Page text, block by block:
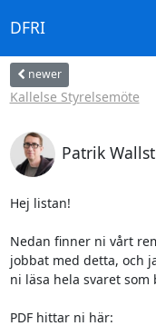
DFRI
newer
Kallelse Styrelsemöte
Patrik
Hej listan!
Nedan finner ni vårt
jobbat med detta, och
ni läsa hela svaret